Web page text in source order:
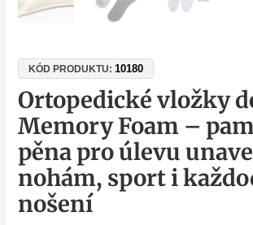
KÓD PRODUKTU:10180
Ortopedické vložky
Memory Foam –
pěna pro úlevu
nohám, sport i
nošení